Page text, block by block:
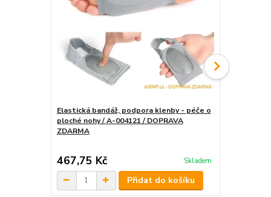
Elastická bandáž, podpora klenby - péče o
ploché nohy / A-004121 / DOPRAVA
ZDARMA
467,75 Kč Skladem
Přidat do košíku